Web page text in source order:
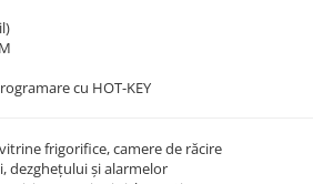
cu HOT-KEY
frigorifice, camere de răcire
dezghețului și alarmelor